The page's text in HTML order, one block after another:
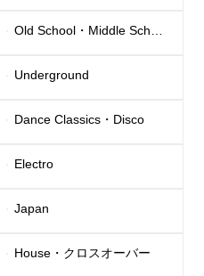
Old School・Middle School
Underground
Dance Classics・Disco
Electro
Japan
House・クロスオーバー